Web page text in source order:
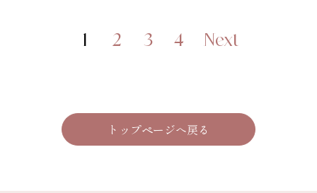
1 2 3 4 Next
トップページへ戻る